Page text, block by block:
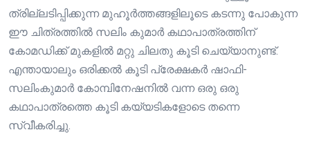
ത്രില്ലടിപ്പിക്കുന്ന മുഹൂർത്തങ്ങളിലൂടെ കടന്നു പോകുന്ന
ഈ ചിത്രത്തിൽ സലിം കുമാർ കഥാപാത്രത്തിന്
കോമഡിക്ക് മുകളിൽ മറ്റു ചിലതു കൂടി ചെയ്യാനുണ്ട്.
എന്തായാലും ഒരിക്കൽ കൂടി പ്രേക്ഷകർ ഷാഫി-
സലിംകുമാർ കോമ്പിനേഷനിൽ വന്ന ഒരു ഒരു
കഥാപാത്രത്തെ കൂടി കയ്യടികളോടെ തന്നെ
സ്വീകരിച്ചു.